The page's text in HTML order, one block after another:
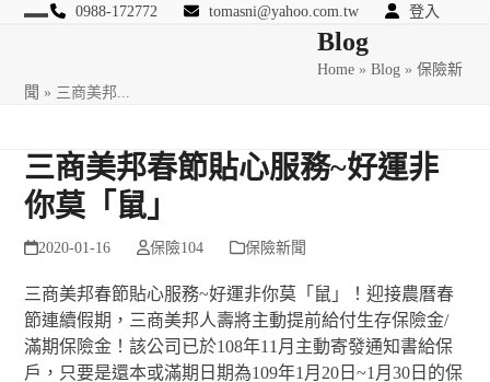
Skip
0988-172772 tomasni@yahoo.com.tw 登入
匯豐國際風險管理顧問Blog
Home »Blog »保險新
聞 » 三商美邦...
三商美邦春節貼心服務~好運非
你莫「鼠」
2020-01-16 保險104 保險新聞
三商美邦春節貼心服務~好運非你莫「鼠」！迎接農曆春
節連續假期，三商美邦人壽將主動提前給付生存保險金/
滿期保險金！該公司已於108年11月主動寄發通知書給保
戶，只要是還本或滿期日期為109年1月20日~1月30日的保